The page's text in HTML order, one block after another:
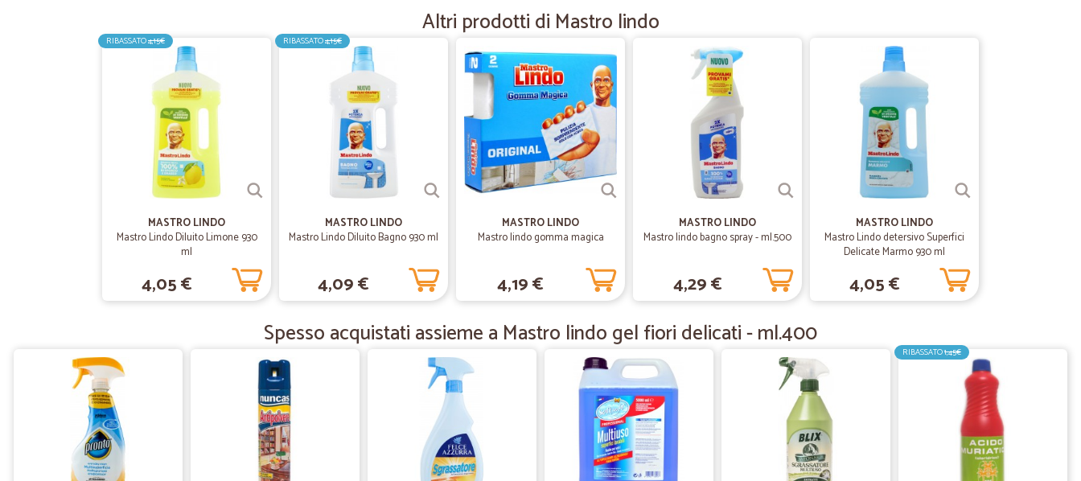
Trustpilot
Seri ed affidabili
Prima volta che ho ordinato da loro, mi sono trovato benissimo! Ottimi prezzi e ottima
qualità dei prodotti, grande scelta di vini lambrusco per un appassionato di vini come me!
Spedizione velocissima anche sotto le feste di Natale!
07/04/2021
Renzo C.
Tutto perfetto imballaggio da 10 con lode e consegna tempestiva e veloce tutto perfetto
25/10/2020
Lorenzo M.
Servizio celere e puntuale. Prodotti buoni.
23/10/2020
—Gesuino A.
Una conferma
Veloci e puntuali
Altri prodotti di Mastro lindo
RIBASSATO4,15€
MASTRO LINDO
Mastro Lindo Diluito Limone 930
ml
4,05 €
RIBASSATO4,15€
MASTRO LINDO
Mastro Lindo Diluito Bagno 930 ml
4,09 €
MASTRO LINDO
Mastro lindo gomma magica
4,19 €
MASTRO LINDO
Mastro lindo bagno spray - ml.500
4,29 €
MASTRO LINDO
Mastro Lindo detersivo Superfici
Delicate Marmo 930 ml
4,05 €
Spesso acquistati assieme a Mastro lindo gel fiori delicati - ml.400
RIBASSATO1,45€